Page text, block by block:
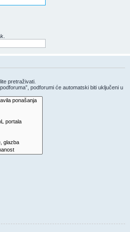
pretraživati.
podforumi će automatski biti uključeni u